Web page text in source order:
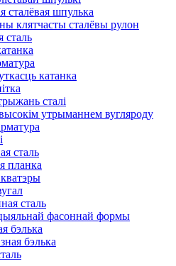
сталёвая шпулька
клятчасты сталёвы рулон
сталь
катанка
сталі
утрыманнем вугляроду
сталь
планка
сталь
фасоннай формы
бэлька
бэлька